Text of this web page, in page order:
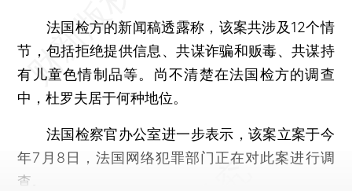
法国检方的新闻稿透露称，该案共涉及12个情
节，包括拒绝提供信息、共谋诈骗和贩毒、共谋持
有儿童色情制品等。尚不清楚在法国检方的调查
中，杜罗夫居于何种地位。
法国检察官办公室进一步表示，该案立案于今
年7月8日，法国网络犯罪部门正在对此案进行调
查。